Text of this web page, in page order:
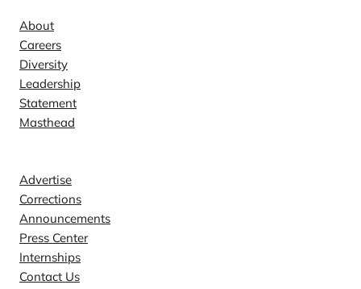
About
Careers
Diversity
Leadership
Statement
Masthead
Advertise
Corrections
Announcements
Press Center
Internships
Contact Us